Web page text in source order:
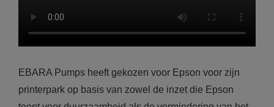
EBARA Pumps heeft gekozen voor Epson voor zijn
printerpark op basis van zowel de inzet die Epson